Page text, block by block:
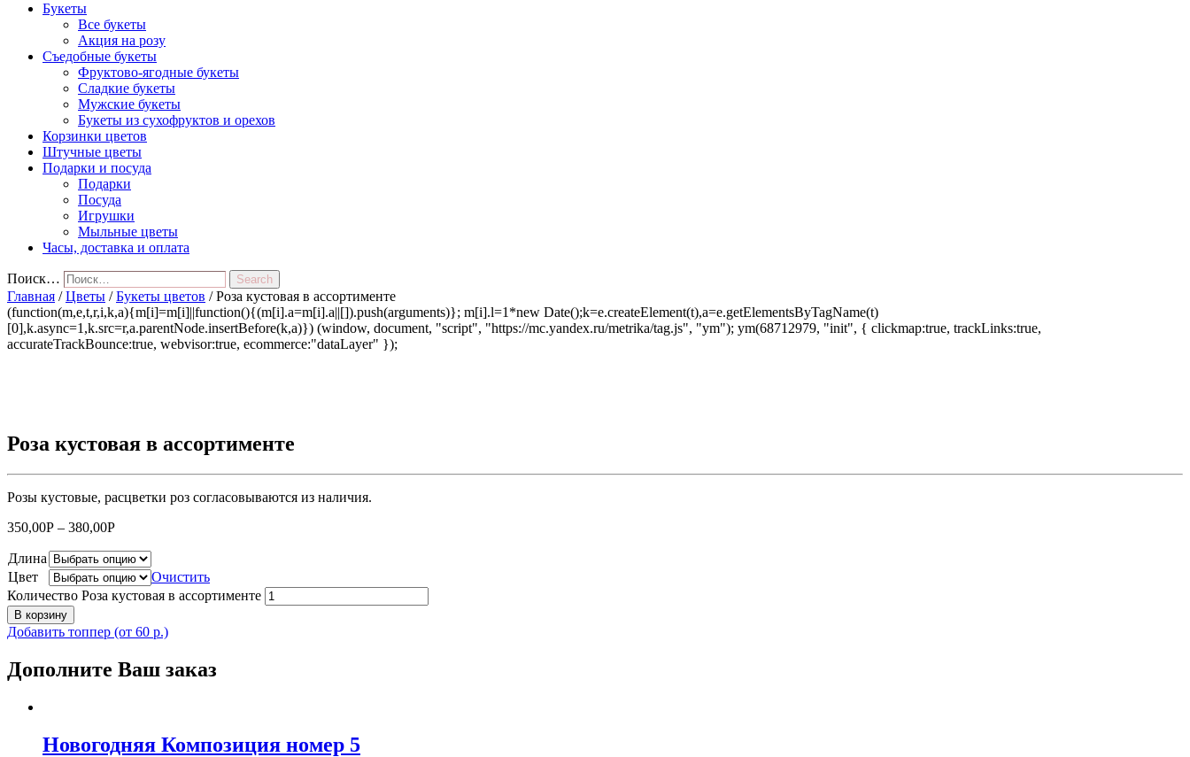
Букеты
Все букеты
Акция на розу
Съедобные букеты
Фруктово-ягодные букеты
Сладкие букеты
Мужские букеты
Букеты из сухофруктов и орехов
Корзинки цветов
Штучные цветы
Подарки и посуда
Подарки
Посуда
Игрушки
Мыльные цветы
Часы, доставка и оплата
Поиск… Search
Главная /Цветы /Букеты цветов / Роза кустовая в ассортименте
(function(m,e,t,r,i,k,a){m[i]=m[i]||function(){(m[i].a=m[i].a||[]).push(arguments)}; m[i].l=1*new Date();k=e.createElement(t),a=e.getElementsByTagName(t)
[0],k.async=1,k.src=r,a.parentNode.insertBefore(k,a)}) (window, document, "script", "https://mc.yandex.ru/metrika/tag.js", "ym"); ym(68712979, "init", { clickmap:true, trackLinks:true,
accurateTrackBounce:true, webvisor:true, ecommerce:"dataLayer" });
Роза кустовая в ассортименте
Розы кустовые, расцветки роз согласовываются из наличия.
350,00Р – 380,00Р
Длина
Цвет
Очистить
Количество Роза кустовая в ассортименте
В корзину
Добавить топпер (от 60 р.)
Дополните Ваш заказ
Новогодняя Композиция номер 5